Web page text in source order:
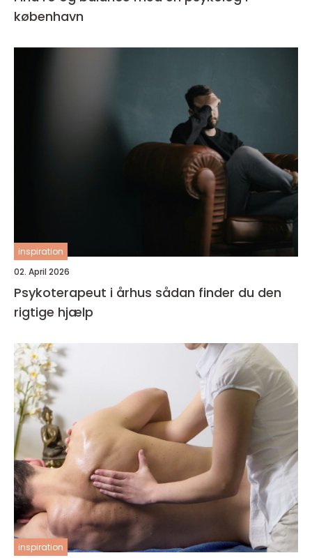
københavn
inspiration
02. April 2026
Psykoterapeut i århus sådan finder du den
rigtige hjælp
inspiration